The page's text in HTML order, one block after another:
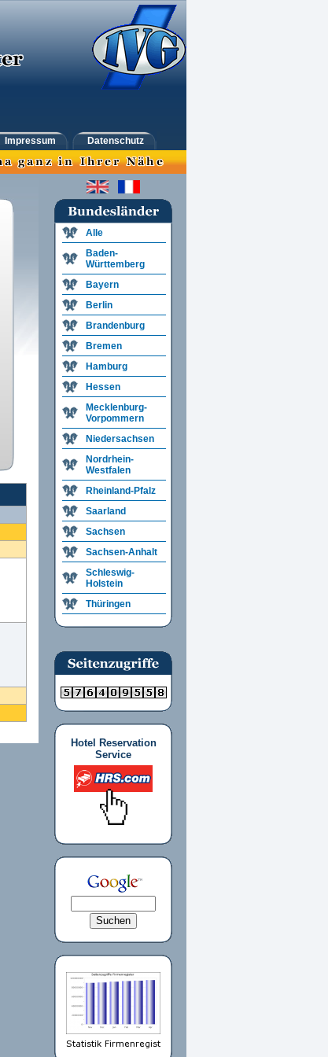
Impressum Datenschutz
Alle
Baden-
Württemberg
Bayern
Berlin
Brandenburg
Bremen
Hamburg
Hessen
Mecklenburg-
Vorpommern
Niedersachsen
Nordrhein-
Westfalen
Rheinland-Pfalz
Saarland
Sachsen
Sachsen-Anhalt
Schleswig-
Holstein
Thüringen
Hotel Reservation
Service